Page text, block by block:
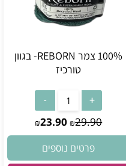
100% צמר REBORN- בגוון
טורכיז
₪29.90
₪23.90
פרטים נוספים